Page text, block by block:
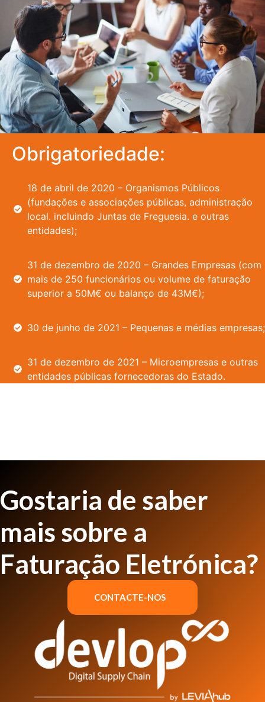
Obrigatoriedade:
18 de abril de 2020 – Organismos Públicos
(fundações e associações públicas, administração
local. incluindo Juntas de Freguesia. e outras
entidades);
31 de dezembro de 2020 – Grandes Empresas (com
mais de 250 funcionários ou volume de faturação
superior a 50M€ ou balanço de 43M€);
30 de junho de 2021 – Pequenas e médias empresas;
31 de dezembro de 2021 – Microempresas e outras
entidades públicas fornecedoras do Estado.
Gostaria de saber
mais sobre a
Faturação Eletrónica?
CONTACTE-NOS